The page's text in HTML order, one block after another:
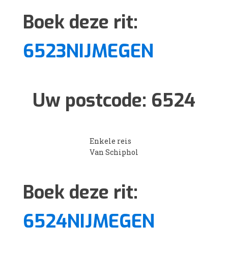
Boek deze rit:
6523NIJMEGEN
Uw postcode: 6524
Enkele reis
Van Schiphol
Boek deze rit:
6524NIJMEGEN